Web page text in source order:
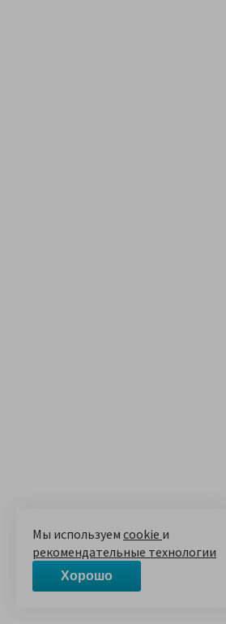
Мы используем cookie и
рекомендательные технологии
Хорошо